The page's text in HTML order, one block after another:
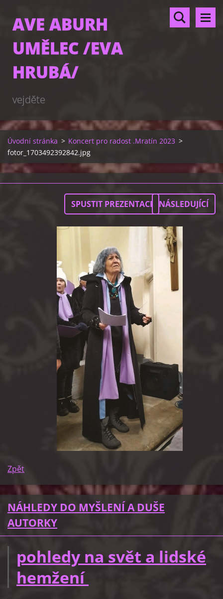
AVE ABURH
UMĚLEC /EVA
HRUBÁ/
vejděte
Úvodní stránka > Koncert pro radost .Mratín 2023 >
fotor_1703492392842.jpg
SPUSTIT PREZENTACI NÁSLEDUJÍCÍ
Zpět
NÁHLEDY DO MYŠLENÍ A DUŠE
AUTORKY
pohledy na svět a lidské
hemžení